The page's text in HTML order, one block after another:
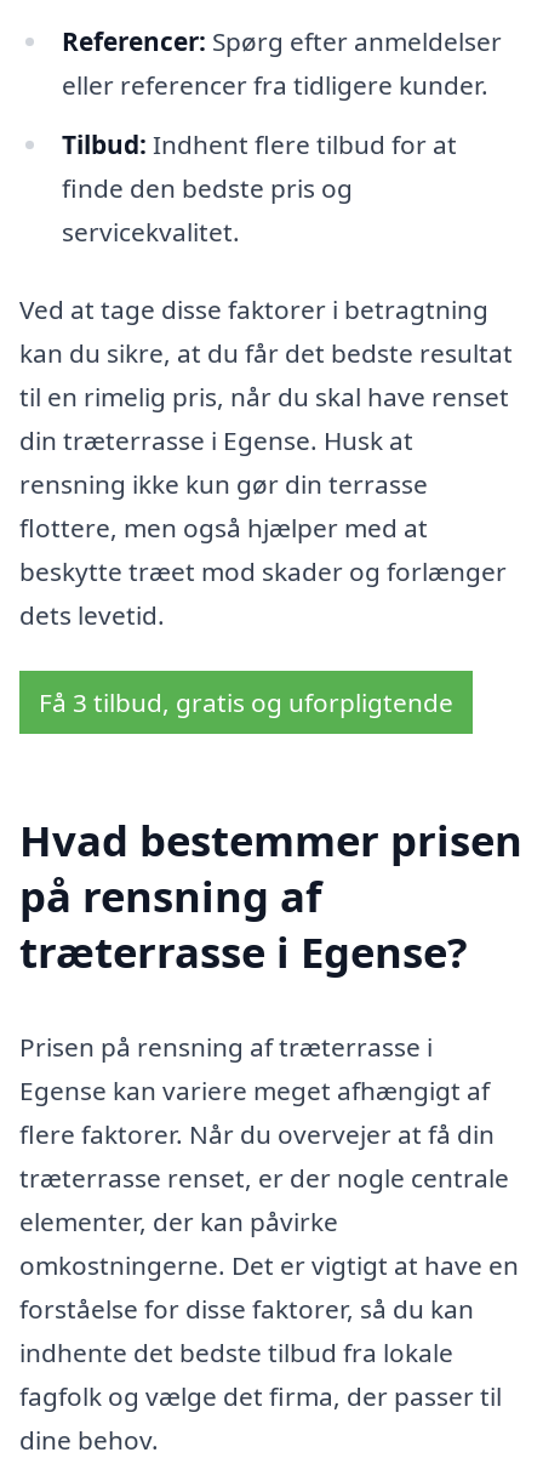
Referencer: Spørg efter anmeldelser
eller referencer fra tidligere kunder.
Tilbud: Indhent flere tilbud for at
finde den bedste pris og
servicekvalitet.
Ved at tage disse faktorer i betragtning
kan du sikre, at du får det bedste resultat
til en rimelig pris, når du skal have renset
din træterrasse i Egense. Husk at
rensning ikke kun gør din terrasse
flottere, men også hjælper med at
beskytte træet mod skader og forlænger
dets levetid.
Få 3 tilbud, gratis og uforpligtende
Hvad bestemmer prisen
på rensning af
træterrasse i Egense?
Prisen på rensning af træterrasse i
Egense kan variere meget afhængigt af
flere faktorer. Når du overvejer at få din
træterrasse renset, er der nogle centrale
elementer, der kan påvirke
omkostningerne. Det er vigtigt at have en
forståelse for disse faktorer, så du kan
indhente det bedste tilbud fra lokale
fagfolk og vælge det firma, der passer til
dine behov.